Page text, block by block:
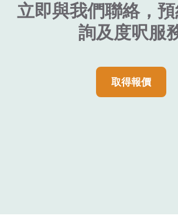
立即與我們聯絡，
詢及度呎服
取得報價